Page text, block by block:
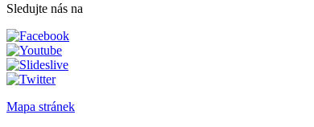
Sledujte nás na
Mapa stránek